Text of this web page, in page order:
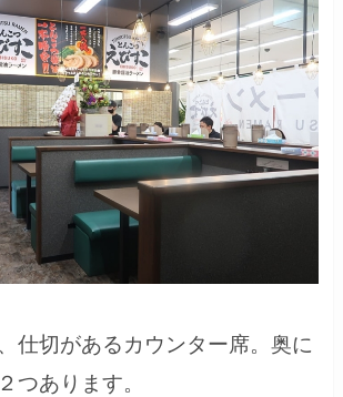
仕切があるカウンター席。奥に
つあります。